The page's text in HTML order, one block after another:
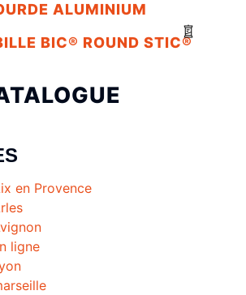
ALUMINIUM
BIC® ROUND STIC®
en Provence
ligne